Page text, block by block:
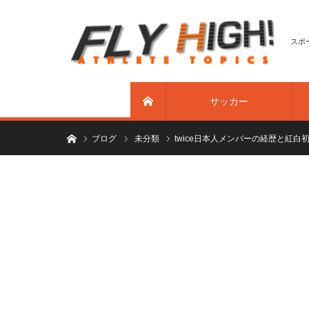
スポ
サッカー
ホームブログ 未分類 twice日本人メンバーの経歴と紅白